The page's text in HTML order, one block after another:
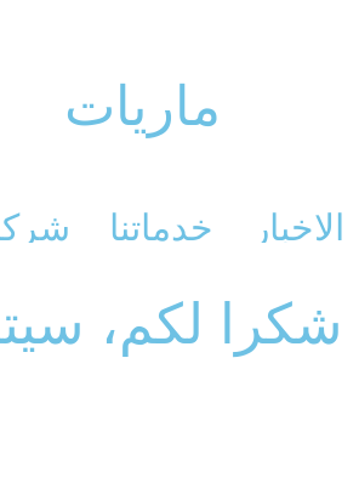
ماريات
خدماتنا الاخبار
شكرا لكم،